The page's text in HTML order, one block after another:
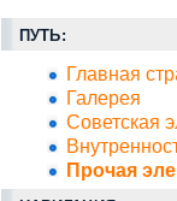
ПУТЬ:
Главная
Галерея
Советская
Прочая